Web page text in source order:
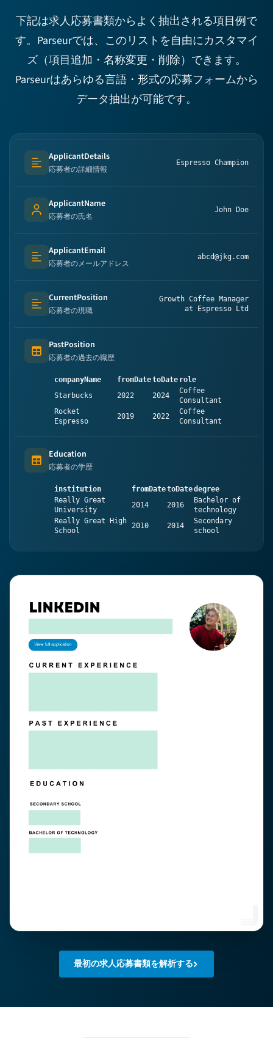
下記は求人応募書類からよく抽出される項目例で
す。Parseurでは、このリストを自由にカスタマイ
ズ（項目追加・名称変更・削除）できます。
Parseurはあらゆる言語・形式の応募フォームから
データ抽出が可能です。
Text (multi-lines)
ApplicantDetails
応募者の詳細情報
Espresso Champion
Person's name
ApplicantName
応募者の氏名
John Doe
Text (multi-lines)
ApplicantEmail
応募者のメールアドレス
abcd@jkg.com
Text (multi-lines)
CurrentPosition
応募者の現職
Growth Coffee Manager
at Espresso Ltd
Table (list of items)
PastPosition
応募者の過去の職歴
companyName fromDatetoDate role
Starbucks
2022 2024
Coffee
Consultant
Rocket
Espresso
2019 2022
Coffee
Consultant
Table (list of items)
Education
応募者の学歴
institution fromDatetoDatedegree
Really Great
University
2014 2016
Bachelor of
technology
Really Great High
School
2010 2014
Secondary
school
最初の求人応募書類を解析する